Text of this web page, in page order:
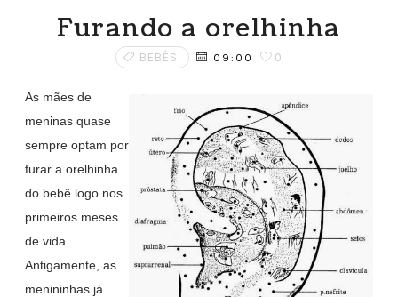
Furando a orelhinha
BEBÊS 09:00 0
As mães de
meninas quase
sempre optam por
furar a orelhinha
do bebê logo nos
primeiros meses
de vida.
Antigamente, as
menininhas já